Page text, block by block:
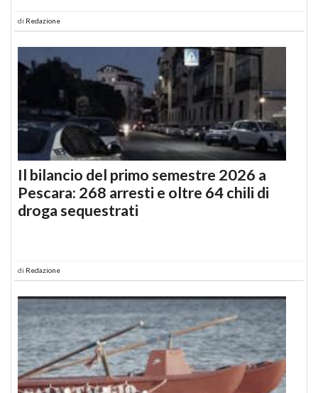
di Redazione
Il bilancio del primo semestre 2026 a
Pescara: 268 arresti e oltre 64 chili di
droga sequestrati
di Redazione